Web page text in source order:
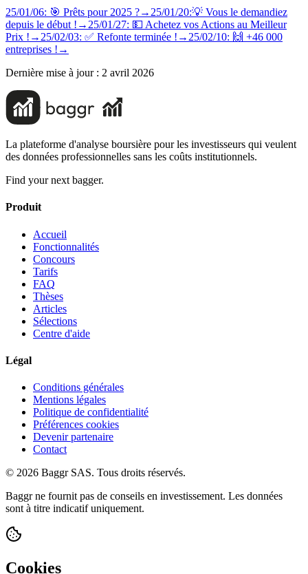
25/01/06: 🎯 Prêts pour 2025 ?→ 25/01/20:💡 Vous le demandiez
depuis le début ! → 25/01/27: 💵 Achetez vos Actions au Meilleur
Prix ! → 25/02/03: ✅ Refonte terminée ! → 25/02/10: 🙌 +46 000
entreprises ! →
Dernière mise à jour : 2 avril 2026
La plateforme d'analyse boursière pour les investisseurs qui veulent
des données professionnelles sans les coûts institutionnels.
Find your next bagger.
Produit
Accueil
Fonctionnalités
Concours
Tarifs
FAQ
Thèses
Articles
Sélections
Centre d'aide
Légal
Conditions générales
Mentions légales
Politique de confidentialité
Préférences cookies
Devenir partenaire
Contact
© 2026 Baggr SAS. Tous droits réservés.
Baggr ne fournit pas de conseils en investissement. Les données
sont à titre indicatif uniquement.
Cookies